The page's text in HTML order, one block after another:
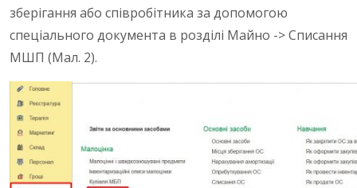
зберігання або співробітника за допомогою
спеціального документа в розділі Майно -> Списання
МШП (Мал. 2).